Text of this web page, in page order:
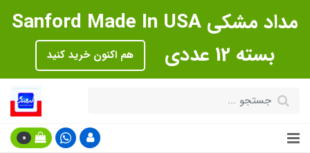
مداد مشکی Sanford Made In USA
بسته 12 عددی
هم اکنون خرید کنید
0